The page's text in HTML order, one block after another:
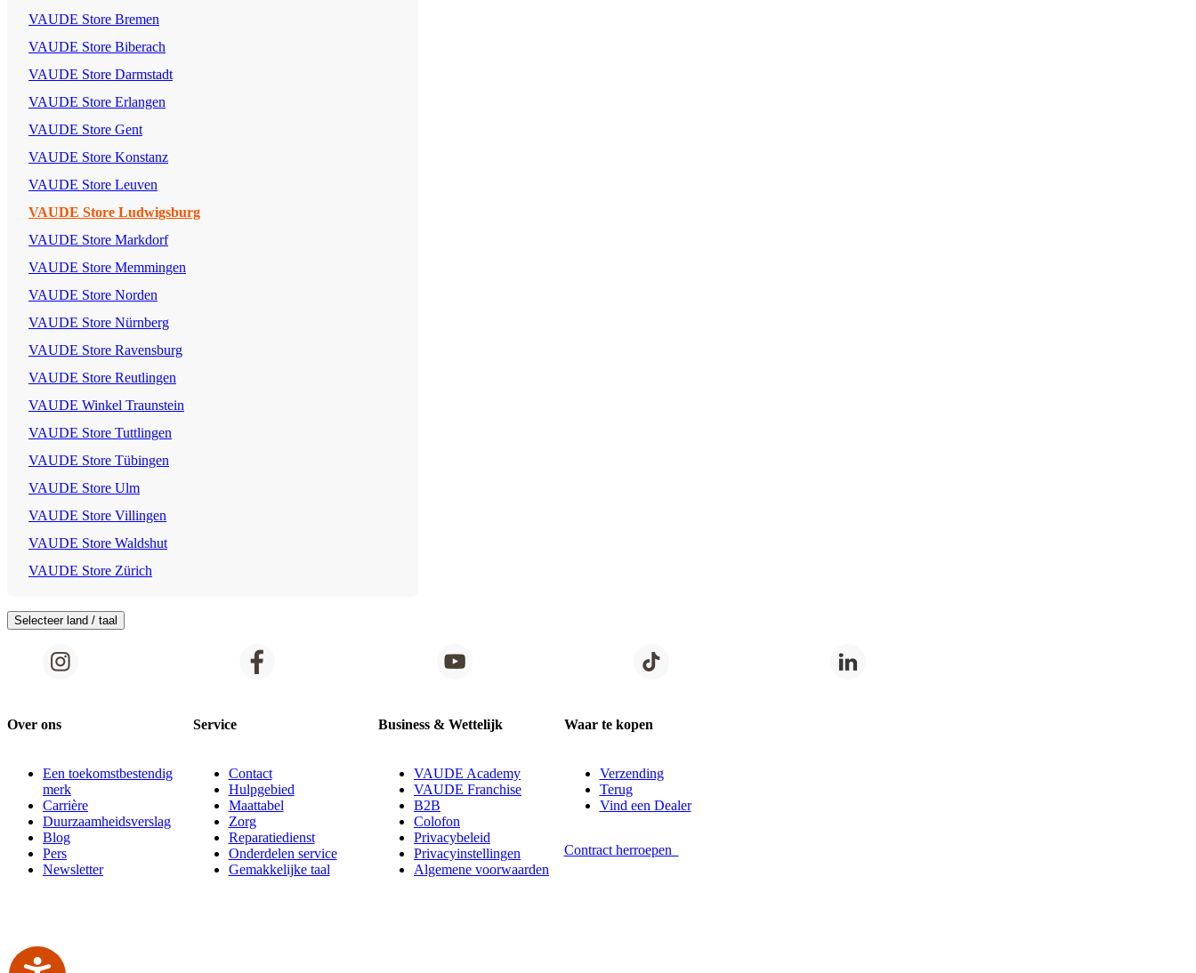
VAUDE Store Bremen
VAUDE Store Biberach
VAUDE Store Darmstadt
VAUDE Store Erlangen
VAUDE Store Gent
VAUDE Store Konstanz
VAUDE Store Leuven
VAUDE Store Ludwigsburg
VAUDE Store Markdorf
VAUDE Store Memmingen
VAUDE Store Norden
VAUDE Store Nürnberg
VAUDE Store Ravensburg
VAUDE Store Reutlingen
VAUDE Winkel Traunstein
VAUDE Store Tuttlingen
VAUDE Store Tübingen
VAUDE Store Ulm
VAUDE Store Villingen
VAUDE Store Waldshut
VAUDE Store Zürich
Selecteer land / taal
Over ons
Een toekomstbestendig
merk
Carrière
Duurzaamheidsverslag
Blog
Pers
Newsletter
Service
Contact
Hulpgebied
Maattabel
Zorg
Reparatiedienst
Onderdelen service
Gemakkelijke taal
Business & Wettelijk
VAUDE Academy
VAUDE Franchise
B2B
Colofon
Privacybeleid
Privacyinstellingen
Algemene voorwaarden
Waar te kopen
Verzending
Terug
Vind een Dealer
Contract herroepen